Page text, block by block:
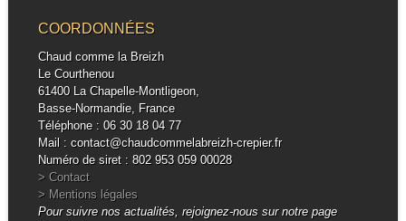
COORDONNÉES
Chaud comme la Breizh
Le Courthenou
61400 La Chapelle-Montligeon,
Basse-Normandie, France
Téléphone : 06 30 18 04 77
Mail : contact@chaudcommelabreizh-crepier.fr
Numéro de siret : 802 953 059 00028
> Contact
> Mentions légales
Pour suivre nos actualités, rejoignez-nous sur notre page